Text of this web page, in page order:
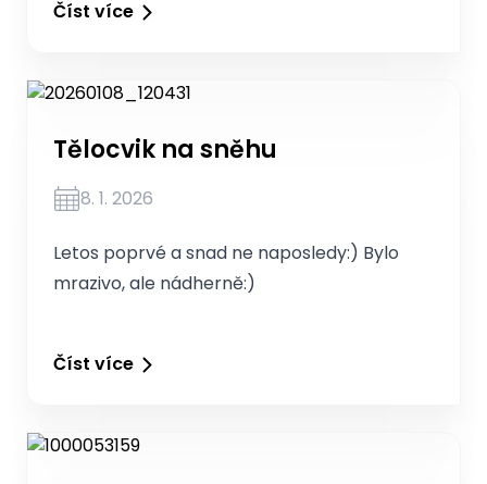
Číst více
Tělocvik na sněhu
8. 1. 2026
Letos poprvé a snad ne naposledy:) Bylo
mrazivo, ale nádherně:)
Číst více